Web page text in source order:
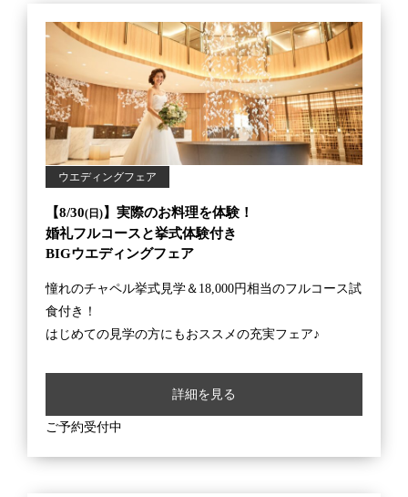
ウエディングフェア
【8/30(日) 】実際のお料理を体験！
婚礼フルコースと挙式体験付き
BIGウエディングフェア
憧れのチャペル挙式見学＆18,000円相当のフルコース試
食付き！
はじめての見学の方にもおススメの充実フェア♪
詳細を見る
ご予約受付中